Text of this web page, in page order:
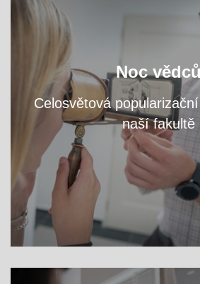
Noc
Celosvětová
naší fakultě
zjistěte na workshopech
přednáškách, čím se tu
VÍCE